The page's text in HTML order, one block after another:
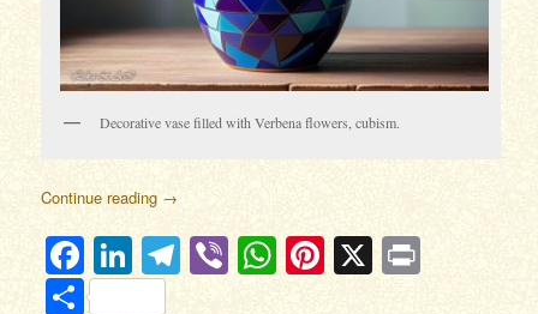
Decorative vase filled with Verbena flowers, cubism.
Continue reading →
Facebook
LinkedIn
Telegram
ViberWhatsApp
Pinterest
X
Отправить